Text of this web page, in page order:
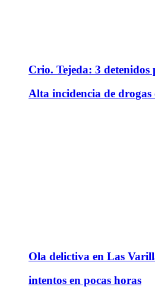
Crio. Tejeda: 3 detenidos
Alta incidencia de drogas
Ola delictiva en Las
intentos en pocas horas